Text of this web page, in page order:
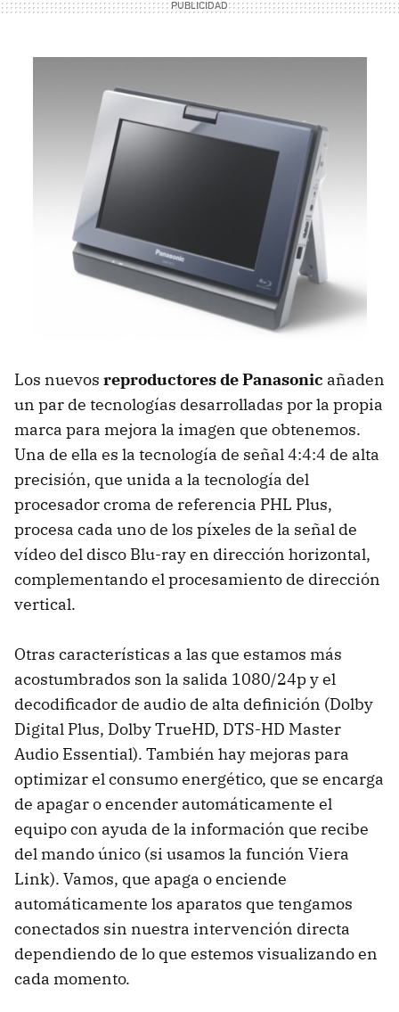
Los nuevos reproductores de Panasonic añaden
un par de tecnologías desarrolladas por la propia
marca para mejora la imagen que obtenemos.
Una de ella es la tecnología de señal 4:4:4 de alta
precisión, que unida a la tecnología del
procesador croma de referencia PHL Plus,
procesa cada uno de los píxeles de la señal de
vídeo del disco Blu-ray en dirección horizontal,
complementando el procesamiento de dirección
vertical.
Otras características a las que estamos más
acostumbrados son la salida 1080/24p y el
decodificador de audio de alta definición (Dolby
Digital Plus, Dolby TrueHD, DTS-HD Master
Audio Essential). También hay mejoras para
optimizar el consumo energético, que se encarga
de apagar o encender automáticamente el
equipo con ayuda de la información que recibe
del mando único (si usamos la función Viera
Link). Vamos, que apaga o enciende
automáticamente los aparatos que tengamos
conectados sin nuestra intervención directa
dependiendo de lo que estemos visualizando en
cada momento.